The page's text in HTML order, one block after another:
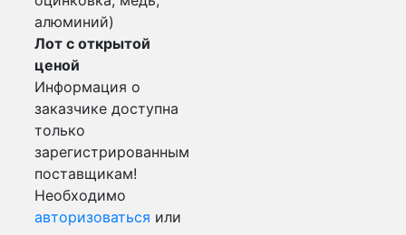
алюминий)
Лот с открытой
ценой
Информация о
заказчике доступна
только
зарегистрированным
поставщикам!
Необходимо
авторизоваться или